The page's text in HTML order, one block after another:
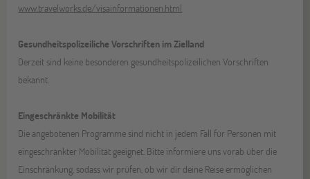
www.travelworks.de/visainformationen.html
Gesundheitspolizeiliche Vorschriften im Zielland
Derzeit sind keine besonderen gesundheitspolizeilichen Vorschriften
bekannt.
Eingeschränkte Mobilität
Die angebotenen Programme sind nicht in jedem Fall für Personen mit
eingeschränkter Mobilität geeignet. Bitte informiere uns vorab über die
Einschränkung, sodass wir prüfen, ob wir dir deine Reise ermöglichen